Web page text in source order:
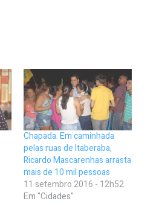
Chapada: Em caminhada
pelas ruas de Itaberaba,
Ricardo Mascarenhas arrasta
mais de 10 mil pessoas
11 setembro 2016 - 12h52
Em "Cidades"